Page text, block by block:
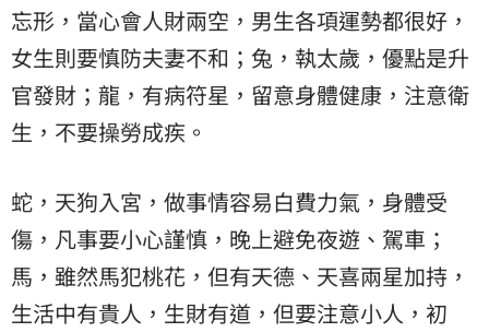
忘形，當心會人財兩空，男生各項運勢都很好，
女生則要慎防夫妻不和；兔，執太歲，優點是升
官發財；龍，有病符星，留意身體健康，注意衛
生，不要操勞成疾。
蛇，天狗入宮，做事情容易白費力氣，身體受
傷，凡事要小心謹慎，晚上避免夜遊、駕車；
馬，雖然馬犯桃花，但有天德、天喜兩星加持，
生活中有貴人，生財有道，但要注意小人，初